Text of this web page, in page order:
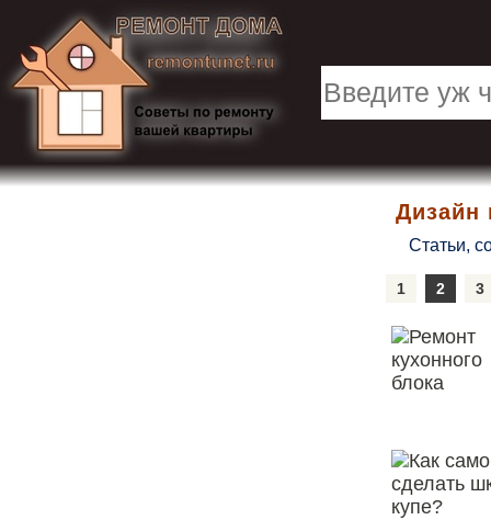
Дизайн
Статьи,
1 2 3